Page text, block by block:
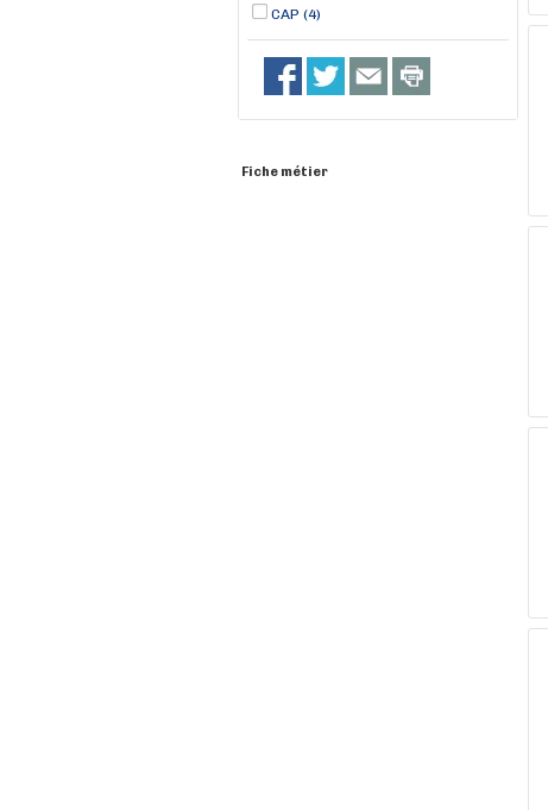
CAP (4)
Fiche métier